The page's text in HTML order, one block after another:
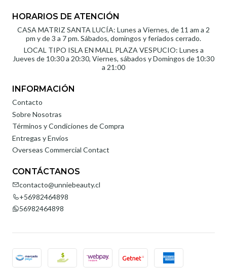
HORARIOS DE ATENCIÓN
CASA MATRIZ SANTA LUCÍA: Lunes a Viernes, de 11 am a 2
pm y de 3 a 7 pm. Sábados, domingos y feriados cerrado.
LOCAL TIPO ISLA EN MALL PLAZA VESPUCIO: Lunes a
Jueves de 10:30 a 20:30, Viernes, sábados y Domingos de 10:30
a 21:00
INFORMACIÓN
Contacto
Sobre Nosotras
Términos y Condiciones de Compra
Entregas y Envíos
Overseas Commercial Contact
CONTÁCTANOS
contacto@unniebeauty.cl
+56982464898
56982464898